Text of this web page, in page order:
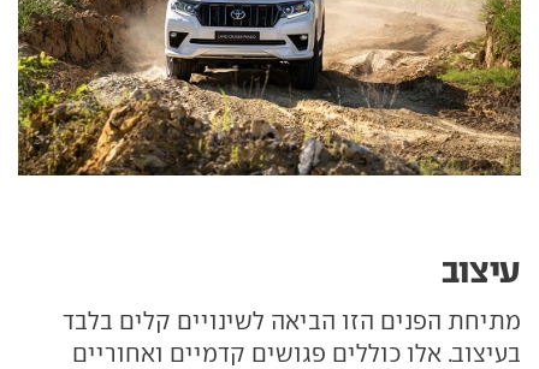
עיצוב
מתיחת הפנים הזו הביאה לשינויים קלים בלבד
בעיצוב. אלו כוללים פגושים קדמיים ואחוריים